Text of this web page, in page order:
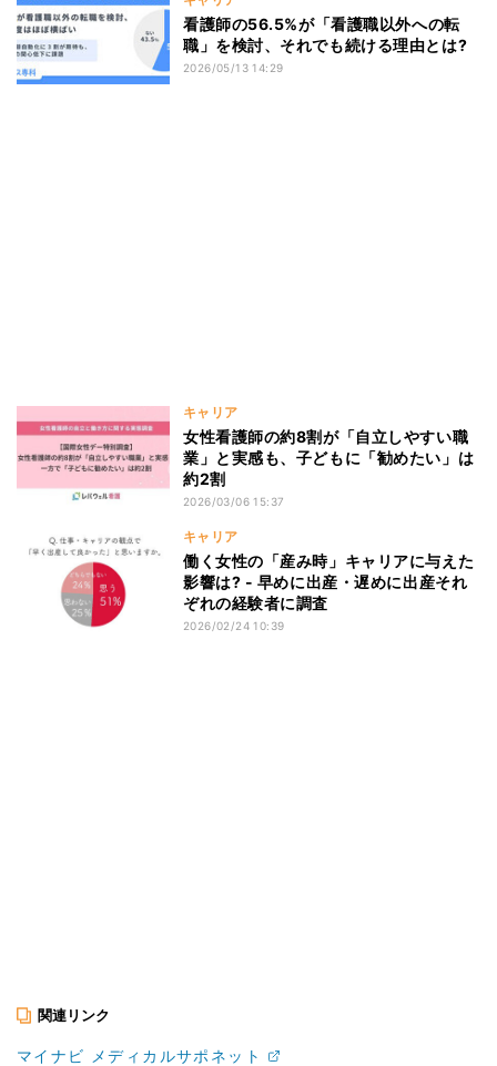
看護師の56.5%が「看護職以外への転
職」を検討、それでも続ける理由とは?
2026/05/13 14:29
キャリア
女性看護師の約8割が「自立しやすい職
業」と実感も、子どもに「勧めたい」は
約2割
2026/03/06 15:37
キャリア
働く女性の「産み時」キャリアに与えた
影響は? - 早めに出産・遅めに出産それ
ぞれの経験者に調査
2026/02/24 10:39
関連リンク
マイナビ メディカルサポネット